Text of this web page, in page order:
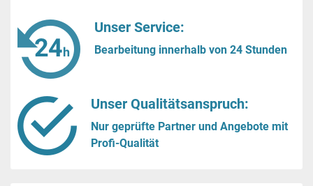
Unser Service:
Bearbeitung innerhalb von 24 Stunden
Unser Qualitätsanspruch:
Nur geprüfte Partner und Angebote mit
Profi-Qualität